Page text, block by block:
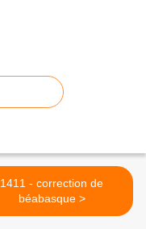
1411 - correction de
béabasque >